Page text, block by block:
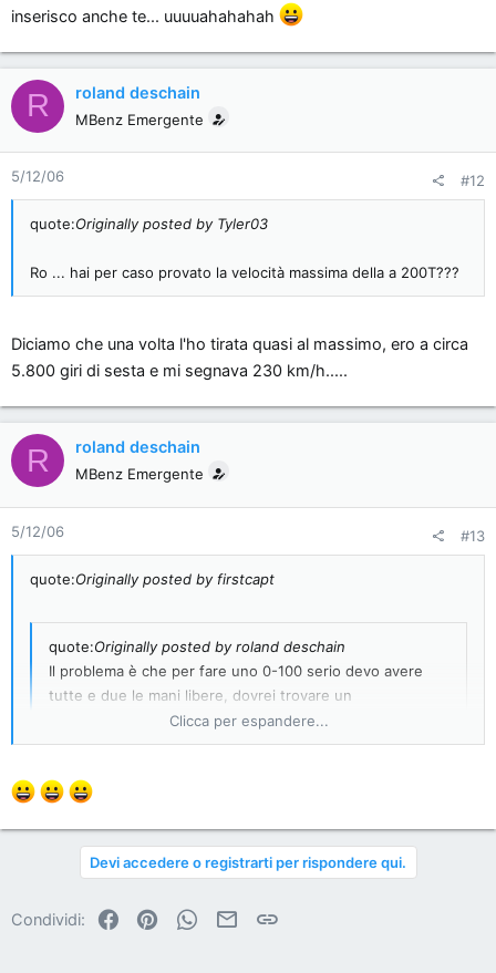
inserisco anche te... uuuuahahahah
R roland deschain
MBenz Emergente
5/12/06 #12
quote:Originally posted by Tyler03
Ro ... hai per caso provato la velocità massima della a 200T???
Diciamo che una volta l'ho tirata quasi al massimo, ero a circa
5.800 giri di sesta e mi segnava 230 km/h.....
R roland deschain
MBenz Emergente
5/12/06 #13
quote:Originally posted by firstcapt
quote:Originally posted by roland deschain
Il problema è che per fare uno 0-100 serio devo avere
tutte e due le mani libere, dovrei trovare un
lista delle persone che fanno riprese da Boeing 747, ora
Clicca per espandere...
Devi accedere o registrarti per rispondere qui.
Condividi: FacebookPinterestWhatsApp
Email